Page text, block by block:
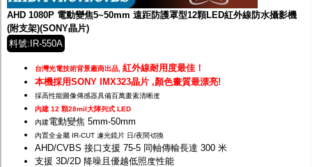
AHD 1080P 電動變焦5~50mm 遠距防護罩型12顆LED紅外線防水攝影機
(附支架)(SONY晶片)
料號:IR-550A
台灣光電技術背景廠商出品, 紅外線耐用度最佳！
本機採用SONY IMX323晶片 ,顏色畫質最漂亮!
採高性能圖像傳感器具備百萬畫素清晰度
內建 12 顆28mil大陣列式 LED
內建電動變焦 5mm-50mm
內置全金屬 IR-CUT 濾光鏡片 日/夜間切換
AHD/CVBS 接口支援 75-5 同軸傳輸長達 300 米
支援 3D/2D 降噪且優越低照度性能